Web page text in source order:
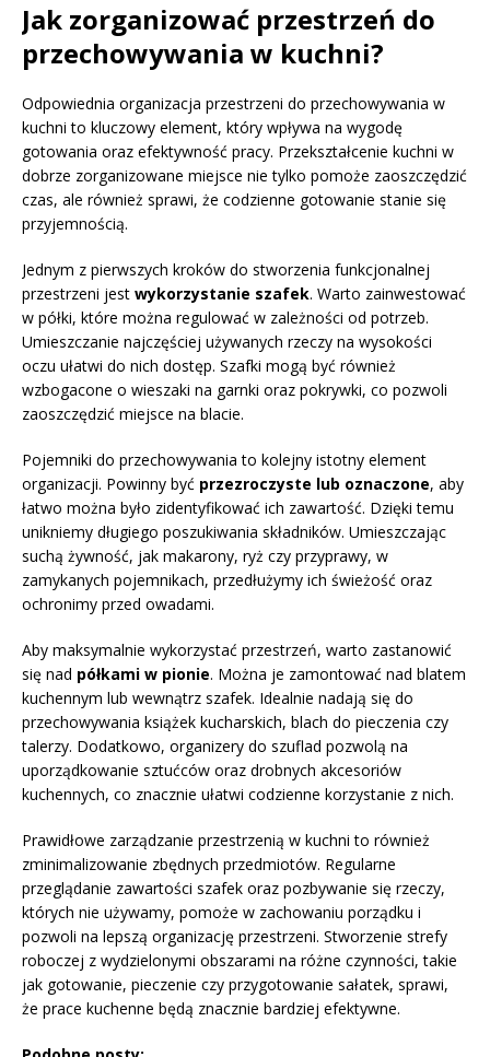
Jak zorganizować przestrzeń do
przechowywania w kuchni?
Odpowiednia organizacja przestrzeni do przechowywania w
kuchni to kluczowy element, który wpływa na wygodę
gotowania oraz efektywność pracy. Przekształcenie kuchni w
dobrze zorganizowane miejsce nie tylko pomoże zaoszczędzić
czas, ale również sprawi, że codzienne gotowanie stanie się
przyjemnością.
Jednym z pierwszych kroków do stworzenia funkcjonalnej
przestrzeni jest wykorzystanie szafek. Warto zainwestować
w półki, które można regulować w zależności od potrzeb.
Umieszczanie najczęściej używanych rzeczy na wysokości
oczu ułatwi do nich dostęp. Szafki mogą być również
wzbogacone o wieszaki na garnki oraz pokrywki, co pozwoli
zaoszczędzić miejsce na blacie.
Pojemniki do przechowywania to kolejny istotny element
organizacji. Powinny być przezroczyste lub oznaczone, aby
łatwo można było zidentyfikować ich zawartość. Dzięki temu
unikniemy długiego poszukiwania składników. Umieszczając
suchą żywność, jak makarony, ryż czy przyprawy, w
zamykanych pojemnikach, przedłużymy ich świeżość oraz
ochronimy przed owadami.
Aby maksymalnie wykorzystać przestrzeń, warto zastanowić
się nad półkami w pionie. Można je zamontować nad blatem
kuchennym lub wewnątrz szafek. Idealnie nadają się do
przechowywania książek kucharskich, blach do pieczenia czy
talerzy. Dodatkowo, organizery do szuflad pozwolą na
uporządkowanie sztućców oraz drobnych akcesoriów
kuchennych, co znacznie ułatwi codzienne korzystanie z nich.
Prawidłowe zarządzanie przestrzenią w kuchni to również
zminimalizowanie zbędnych przedmiotów. Regularne
przeglądanie zawartości szafek oraz pozbywanie się rzeczy,
których nie używamy, pomoże w zachowaniu porządku i
pozwoli na lepszą organizację przestrzeni. Stworzenie strefy
roboczej z wydzielonymi obszarami na różne czynności, takie
jak gotowanie, pieczenie czy przygotowanie sałatek, sprawi,
że prace kuchenne będą znacznie bardziej efektywne.